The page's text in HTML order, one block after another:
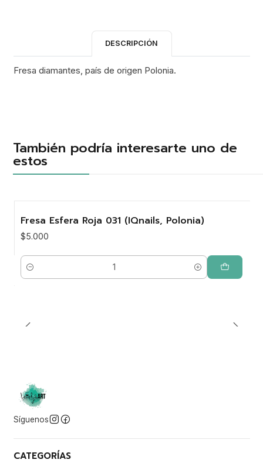
DESCRIPCIÓN
Fresa diamantes, país de origen Polonia.
También podría interesarte uno de
estos
Fresa Esfera Roja 031 (IQnails, Polonia)
$5.000
Cantidad
Síguenos
CATEGORÍAS